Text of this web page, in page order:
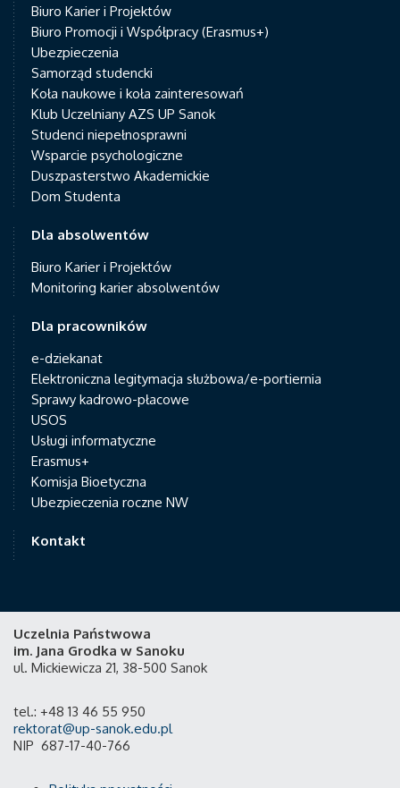
Biuro Karier i Projektów
Biuro Promocji i Współpracy (Erasmus+)
Ubezpieczenia
Samorząd studencki
Koła naukowe i koła zainteresowań
Klub Uczelniany AZS UP Sanok
Studenci niepełnosprawni
Wsparcie psychologiczne
Duszpasterstwo Akademickie
Dom Studenta
Dla absolwentów
Biuro Karier i Projektów
Monitoring karier absolwentów
Dla pracowników
e-dziekanat
Elektroniczna legitymacja służbowa/e-portiernia
Sprawy kadrowo-płacowe
USOS
Usługi informatyczne
Erasmus+
Komisja Bioetyczna
Ubezpieczenia roczne NW
Kontakt
Uczelnia Państwowa
im. Jana Grodka w Sanoku
ul. Mickiewicza 21, 38-500 Sanok
tel.: +48 13 46 55 950
rektorat@up-sanok.edu.pl
NIP 687-17-40-766